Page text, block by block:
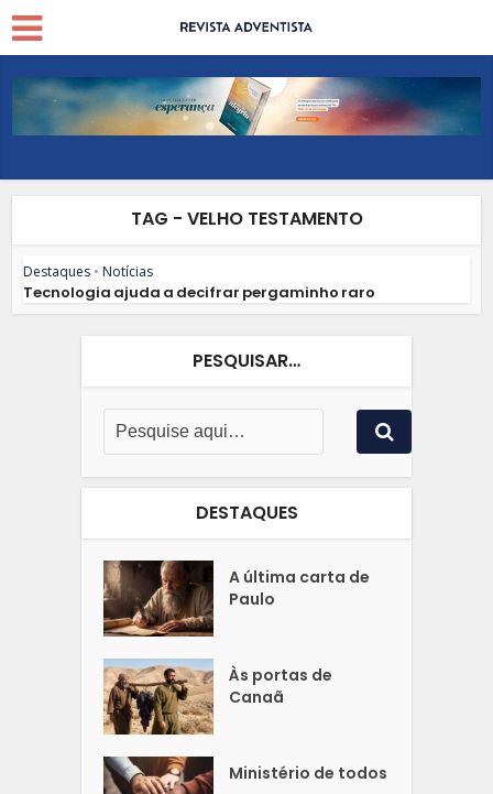
TAG - VELHO TESTAMENTO
Destaques • Notícias
Tecnologia ajuda a decifrar pergaminho raro
PESQUISAR…
DESTAQUES
A última carta de
Paulo
Às portas de
Canaã
Ministério de todos